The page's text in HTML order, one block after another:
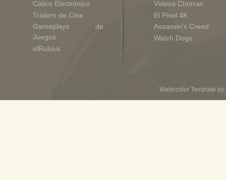
Cálico Electrónico
Tráilers de Cine
Gameplays de
Juegos
elRubius
Videos Chorras
El Pixel 4K
Assassin's Creed
Watch Dogs
Watercolor Template by